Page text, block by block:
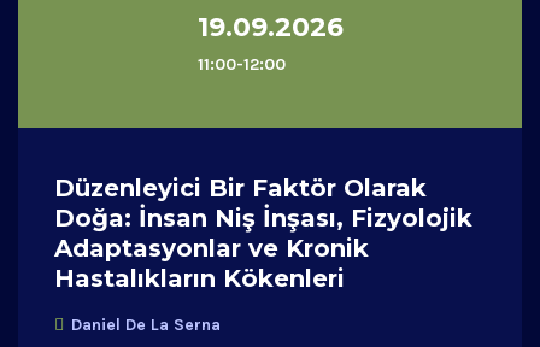
19.09.2026
11:00-12:00
Düzenleyici Bir Faktör Olarak
Doğa: İnsan Niş İnşası, Fizyolojik
Adaptasyonlar ve Kronik
Hastalıkların Kökenleri
Daniel De La Serna